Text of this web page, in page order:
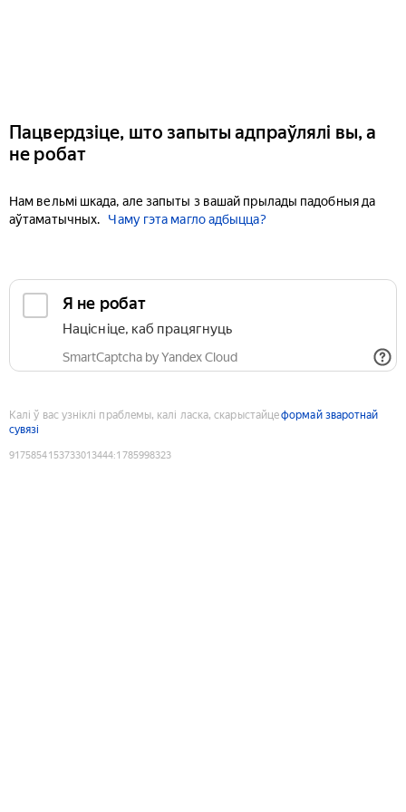
Пацвердзіце, што запыты адпраўлялі вы, а
не робат
Нам вельмі шкада, але запыты з вашай прылады падобныя да
аўтаматычных.
Чаму гэта магло адбыцца?
Я не робат
Націсніце, каб працягнуць
SmartCaptcha by Yandex Cloud
Калі ў вас узніклі праблемы, калі ласка, скарыстайцеформай зваротнай
сувязі
9175854153733013444:1785998323